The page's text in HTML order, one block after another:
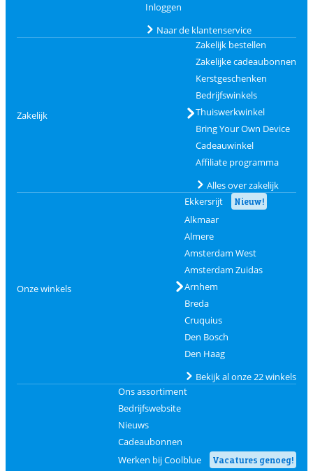
Inloggen
Naar de klantenservice
Zakelijk
Zakelijk bestellen
Zakelijke cadeaubonnen
Kerstgeschenken
Bedrijfswinkels
Thuiswerkwinkel
Bring Your Own Device
Cadeauwinkel
Affiliate programma
Alles over zakelijk
Onze winkels
Ekkersrijt Nieuw!
Alkmaar
Almere
Amsterdam West
Amsterdam Zuidas
Arnhem
Breda
Cruquius
Den Bosch
Den Haag
Bekijk al onze 22 winkels
Ons assortiment
Bedrijfswebsite
Nieuws
Cadeaubonnen
Werken bij Coolblue
Vacatures genoeg!